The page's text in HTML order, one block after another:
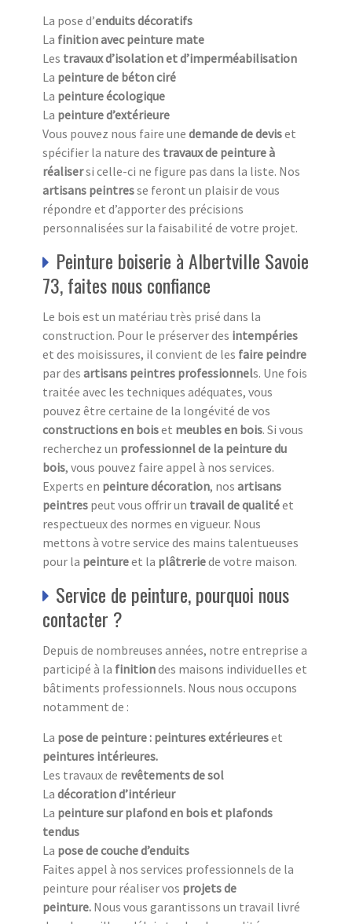
La pose d’enduits décoratifs
La finition avec peinture mate
Les travaux d’isolation et d’imperméabilisation
La peinture de béton ciré
La peinture écologique
La peinture d’extérieure
Vous pouvez nous faire une demande de deviset
spécifier la nature des travaux de peinture à
réalisersi celle-ci ne figure pas dans la liste. Nos
artisans peintresse feront un plaisir de vous
répondre et d’apporter des précisions
personnalisées sur la faisabilité de votre projet.
Peinture boiserie à Albertville Savoie
73, faites nous confiance
Le bois est un matériau très prisé dans la
construction. Pour le préserver des intempéries
et des moisissures, il convient de les faire peindre
par des artisans peintres professionnels. Une fois
traitée avec les techniques adéquates, vous
pouvez être certaine de la longévité de vos
constructions en boiset meubles en bois. Si vous
recherchez un professionnel de la peinture du
bois, vous pouvez faire appel à nos services.
Experts en peinture décoration, nos artisans
peintres peut vous offrir un travail de qualitéet
respectueux des normes en vigueur. Nous
mettons à votre service des mains talentueuses
pour la peintureet la plâtreriede votre maison.
Service de peinture, pourquoi nous
contacter ?
Depuis de nombreuses années, notre entreprise a
participé à la finitiondes maisons individuelles et
bâtiments professionnels. Nous nous occupons
notamment de :
La pose de peinture : peintures extérieureset
peintures intérieures.
Les travaux de revêtements de sol
La décoration d’intérieur
La peinture sur plafond en bois et plafonds
tendus
La pose de couche d’enduits
Faites appel à nos services professionnels de la
peinture pour réaliser vos projets de
peinture. Nous vous garantissons un travail livré